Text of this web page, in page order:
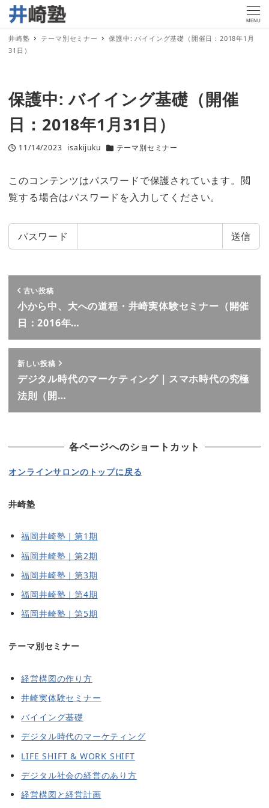
MENU
井崎塾 テーマ別セミナー
保護中: バイイング基礎（開催日：2018年1月
31日）
保護中: バイイング基礎（開催
日：2018年1月31日）
投稿日
11/14/2023
著
isakijuku
カテゴリー
テーマ別セミナー
このコンテンツはパスワードで保護されています。閲
覧する場合はパスワードを入力してください。
パスワード
古い投稿
小から中、大への道程・井崎実体験セミナー（開催
日：2016年…
新しい投稿
デジタル時代のマーケティング｜スマホ時代の究極
法則（開…
各ページへのショートカット
オンラインサロンのトップに戻る
井崎塾
福岡井崎塾｜第1期
福岡井崎塾｜第2期
福岡井崎塾｜第3期
福岡井崎塾｜第4期
福岡井崎塾｜第5期
テーマ別セミナー
経営構図の作り方
井崎実体験セミナー
バイイング基礎
デジタル時代のマーケティング
LIFE SHIFT & WORK SHIFT
デジタル社会の経営のあり方
経営構図と経営計画